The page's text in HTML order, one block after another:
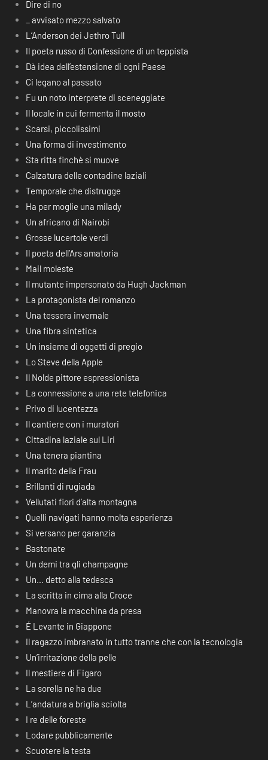
Dire di no
_ avvisato mezzo salvato
L’Anderson dei Jethro Tull
Il poeta russo di Confessione di un teppista
Dà idea dell’estensione di ogni Paese
Ci legano al passato
Fu un noto interprete di sceneggiate
Il locale in cui fermenta il mosto
Scarsi, piccolissimi
Una forma di investimento
Sta ritta finchè si muove
Calzatura delle contadine laziali
Temporale che distrugge
Ha per moglie una milady
Un africano di Nairobi
Grosse lucertole verdi
Il poeta dell’Ars amatoria
Mail moleste
Il mutante impersonato da Hugh Jackman
La protagonista del romanzo
Una tessera invernale
Una fibra sintetica
Un insieme di oggetti di pregio
Lo Steve della Apple
Il Nolde pittore espressionista
La connessione a una rete telefonica
Privo di lucentezza
Il cantiere con i muratori
Cittadina laziale sul Liri
Una tenera piantina
Il marito della Frau
Brillanti di rugiada
Vellutati fiori d’alta montagna
Quelli navigati hanno molta esperienza
Si versano per garanzia
Bastonate
Un demi tra gli champagne
Un… detto alla tedesca
La scritta in cima alla Croce
Manovra la macchina da presa
É Levante in Giappone
Il ragazzo imbranato in tutto tranne che con la tecnologia
Un’irritazione della pelle
Il mestiere di Figaro
La sorella ne ha due
L’andatura a briglia sciolta
I re delle foreste
Lodare pubblicamente
Scuotere la testa